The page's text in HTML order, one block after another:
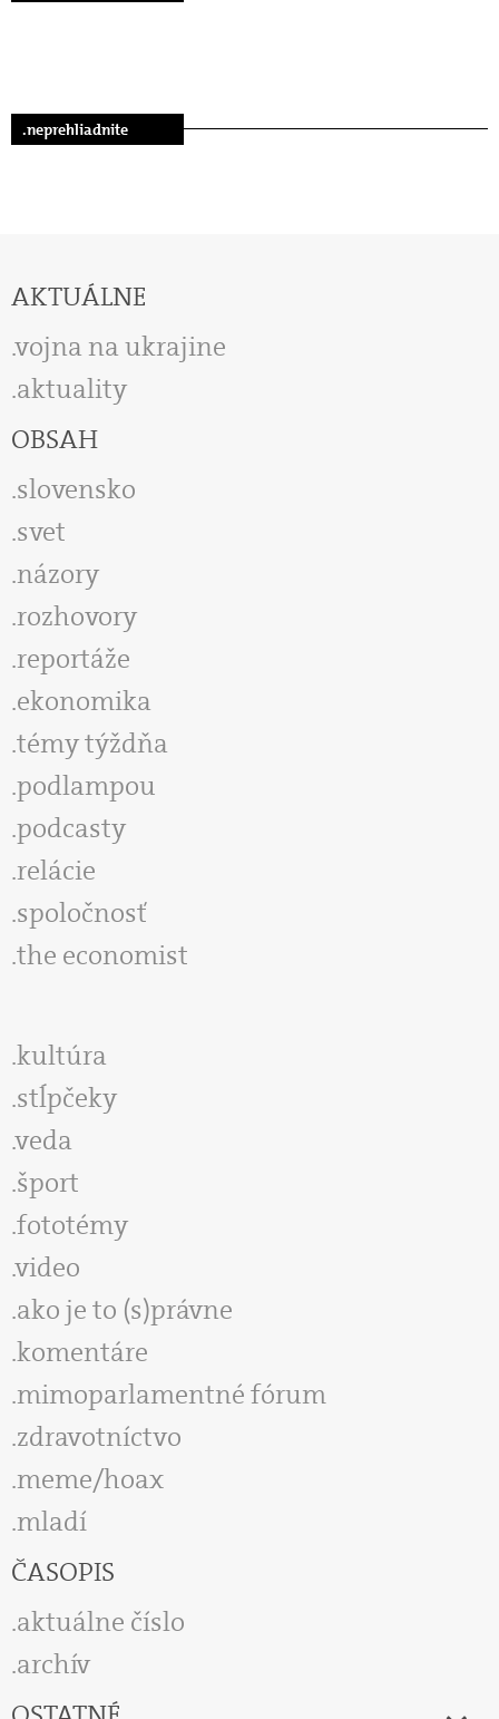
.neprehliadnite
AKTUÁLNE
vojna na ukrajine
aktuality
OBSAH
slovensko
svet
názory
rozhovory
reportáže
ekonomika
témy týždňa
podlampou
podcasty
relácie
spoločnosť
the economist
kultúra
stĺpčeky
veda
šport
fototémy
video
ako je to (s)právne
komentáre
mimoparlamentné fórum
zdravotníctvo
meme/hoax
mladí
ČASOPIS
aktuálne číslo
archív